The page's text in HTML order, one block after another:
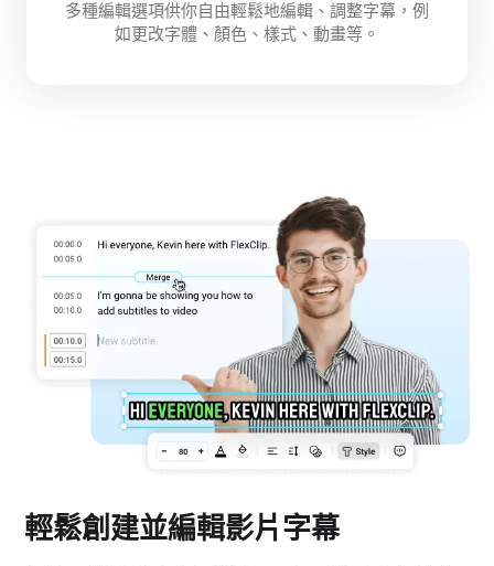
多種編輯選項供你自由輕鬆地編輯、調整字幕，例
如更改字體、顏色、樣式、動畫等。
輕鬆創建並編輯影片字幕